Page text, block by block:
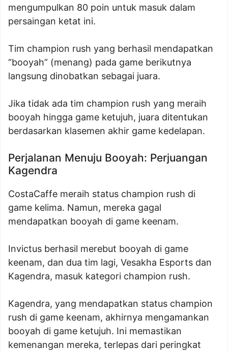
mengumpulkan 80 poin untuk masuk dalam
persaingan ketat ini.
Tim champion rush yang berhasil mendapatkan
“booyah” (menang) pada game berikutnya
langsung dinobatkan sebagai juara.
Jika tidak ada tim champion rush yang meraih
booyah hingga game ketujuh, juara ditentukan
berdasarkan klasemen akhir game kedelapan.
Perjalanan Menuju Booyah: Perjuangan
Kagendra
CostaCaffe meraih status champion rush di
game kelima. Namun, mereka gagal
mendapatkan booyah di game keenam.
Invictus berhasil merebut booyah di game
keenam, dan dua tim lagi, Vesakha Esports dan
Kagendra, masuk kategori champion rush.
Kagendra, yang mendapatkan status champion
rush di game keenam, akhirnya mengamankan
booyah di game ketujuh. Ini memastikan
kemenangan mereka, terlepas dari peringkat